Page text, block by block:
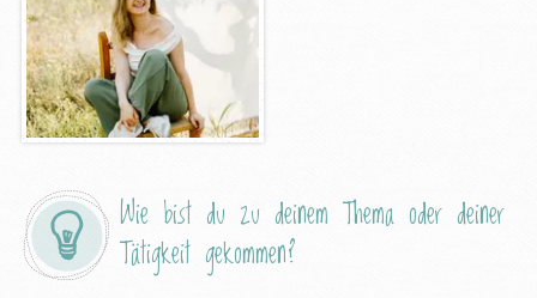
Wie bist du zu deinem Thema oder deiner
Tätigkeit gekommen?